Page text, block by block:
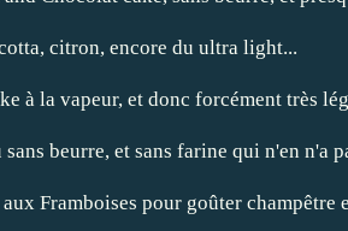
citron, encore du ultra light...
à la vapeur, et donc forcément très
sans beurre, et sans farine qui n'en n'a
Framboises pour goûter champêtre